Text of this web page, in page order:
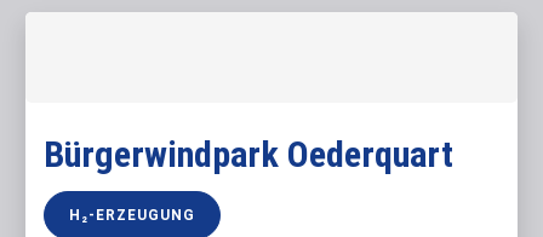
Bürgerwindpark Oederquart
H₂-ERZEUGUNG